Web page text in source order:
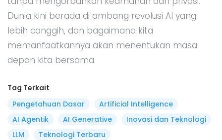
Dunia kini berada di ambang revolusi AI yang
lebih canggih, dan bagaimana kita
memanfaatkannya akan menentukan masa
depan kita bersama.
Tag Terkait
Pengetahuan Dasar
Artificial Intelligence
AI Agentik
AI Generative
Inovasi dan Teknologi
LLM
Teknologi Terbaru